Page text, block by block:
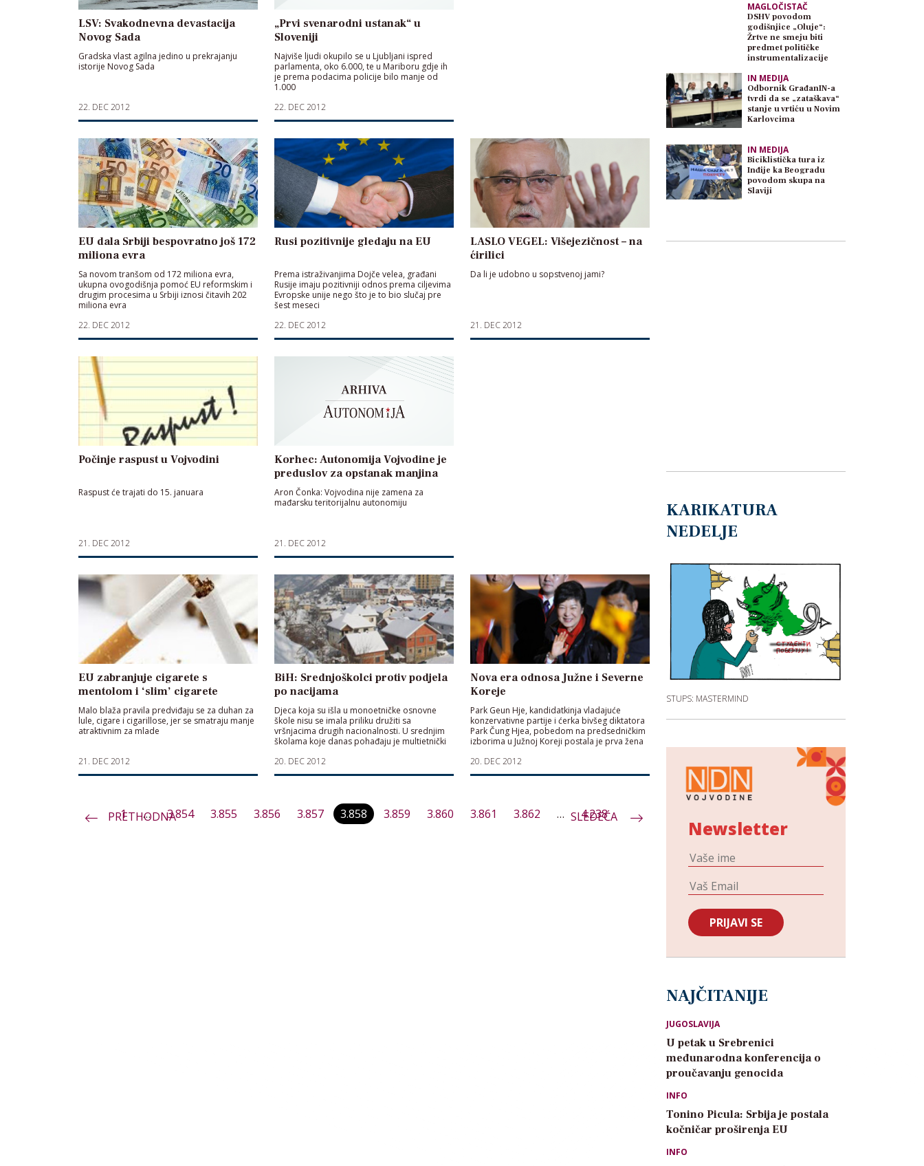
LSV: Svakodnevna devastacija
Novog Sada
Gradska vlast agilna jedino u prekrajanju
istorije Novog Sada
22. DEC 2012
„Prvi svenarodni ustanak“ u
Sloveniji
Najviše ljudi okupilo se u Ljubljani ispred
parlamenta, oko 6.000, te u Mariboru gdje ih
je prema podacima policije bilo manje od
1.000
22. DEC 2012
EU dala Srbiji bespovratno još 172
miliona evra
Sa novom tranšom od 172 miliona evra,
ukupna ovogodišnja pomoć EU reformskim i
drugim procesima u Srbiji iznosi čitavih 202
miliona evra
22. DEC 2012
Rusi pozitivnije gledaju na EU
Prema istraživanjima Dojče velea, građani
Rusije imaju pozitivniji odnos prema ciljevima
Evropske unije nego što je to bio slučaj pre
šest meseci
22. DEC 2012
LASLO VEGEL: Višejezičnost – na
ćirilici
Da li je udobno u sopstvenoj jami?
21. DEC 2012
Počinje raspust u Vojvodini
Raspust će trajati do 15. januara
21. DEC 2012
Korhec: Autonomija Vojvodine je
preduslov za opstanak manjina
Aron Čonka: Vojvodina nije zamena za
mađarsku teritorijalnu autonomiju
21. DEC 2012
EU zabranjuje cigarete s
mentolom i ‘slim’ cigarete
Malo blaža pravila predviđaju se za duhan za
lule, cigare i cigarillose, jer se smatraju manje
atraktivnim za mlade
21. DEC 2012
BiH: Srednjoškolci protiv podjela
po nacijama
Djeca koja su išla u monoetničke osnovne
škole nisu se imala priliku družiti sa
vršnjacima drugih nacionalnosti. U srednjim
školama koje danas pohađaju je multietnički
20. DEC 2012
Nova era odnosa Južne i Severne
Koreje
Park Geun Hje, kandidatkinja vladajuće
konzervativne partije i ćerka bivšeg diktatora
Park Čung Hjea, pobedom na predsedničkim
izborima u Južnoj Koreji postala je prva žena
20. DEC 2012
Paginacija
PRETHODNA
1 … 3.854 3.855 3.856 3.857 3.858 3.859 3.860 3.861 3.862 … 4.238
SLEDEĆA
MAGLOČISTAČ
DSHV povodom
godišnjice „Oluje“:
Žrtve ne smeju biti
predmet političke
instrumentalizacije
IN MEDIJA
Odbornik GrađanIN-a
tvrdi da se „zataškava“
stanje u vrtiću u Novim
Karlovcima
IN MEDIJA
Biciklistička tura iz
Inđije ka Beogradu
povodom skupa na
Slaviji
KARIKATURA
NEDELJE
STUPS: MASTERMIND
Newsletter
NAJČITANIJE
JUGOSLAVIJA
U petak u Srebrenici
međunarodna konferencija o
proučavanju genocida
INFO
Tonino Picula: Srbija je postala
kočničar proširenja EU
INFO